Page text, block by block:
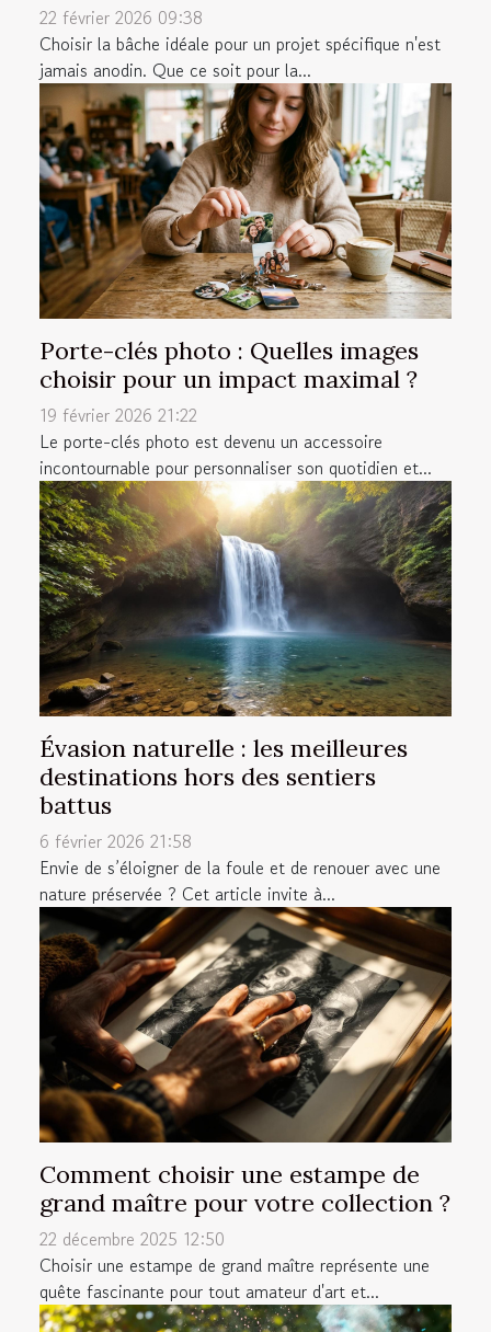
22 février 2026 09:38
Choisir la bâche idéale pour un projet spécifique n'est
jamais anodin. Que ce soit pour la...
Porte-clés photo : Quelles images
choisir pour un impact maximal ?
19 février 2026 21:22
Le porte-clés photo est devenu un accessoire
incontournable pour personnaliser son quotidien et...
Évasion naturelle : les meilleures
destinations hors des sentiers
battus
6 février 2026 21:58
Envie de s’éloigner de la foule et de renouer avec une
nature préservée ? Cet article invite à...
Comment choisir une estampe de
grand maître pour votre collection ?
22 décembre 2025 12:50
Choisir une estampe de grand maître représente une
quête fascinante pour tout amateur d'art et...